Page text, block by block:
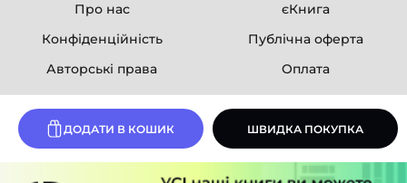
ДОДАТИ В КОШИК ШВИДКА ПОКУПКА
Про нас
єКнига
Конфіденційність
Публічна оферта
Авторські права
Оплата
Розробка сайту